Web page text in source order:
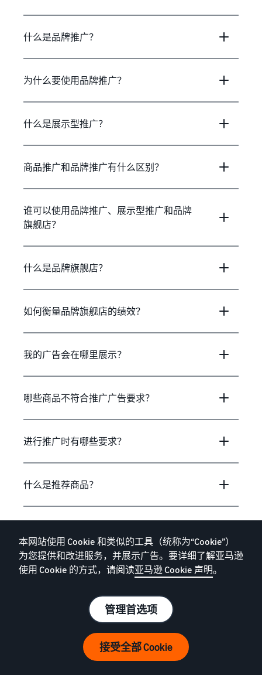
什么是品牌推广？
为什么要使用品牌推广？
什么是展示型推广？
商品推广和品牌推广有什么区别？
谁可以使用品牌推广、展示型推广和品牌
旗舰店？
什么是品牌旗舰店？
如何衡量品牌旗舰店的绩效？
我的广告会在哪里展示？
哪些商品不符合推广广告要求？
进行推广时有哪些要求？
什么是推荐商品？
win it?
本网站使用 Cookie 和类似的工具（统称为“Cookie”）
为您提供和改进服务，并展示广告。要详细了解亚马逊
使用 Cookie 的方式，请阅读亚马逊 Cookie 声明。
管理首选项
接受全部 Cookie